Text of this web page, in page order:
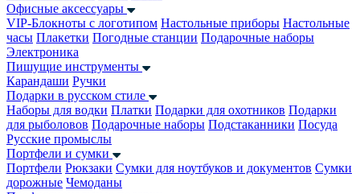
Офисные аксессуары
VIP-Блокноты с логотипом Настольные приборы Настольные
часы Плакетки Погодные станции Подарочные наборы
Электроника
Пишущие инструменты
Карандаши Ручки
Подарки в русском стиле
Наборы для водки Платки Подарки для охотников Подарки
для рыболовов Подарочные наборы Подстаканники Посуда
Русские промыслы
Портфели и сумки
Портфели Рюкзаки Сумки для ноутбуков и документов Сумки
дорожные Чемоданы